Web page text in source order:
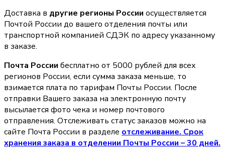
Доставка в другие регионы России осуществляется
Почтой России до вашего отделения почты или
транспортной компанией СДЭК по адресу указанному
в заказе.
Почта России бесплатно от 5000 рублей для всех
регионов России, если сумма заказа меньше, то
взимается плата по тарифам Почты России. После
отправки Вашего заказа на электронную почту
высылается фото чека и номер почтового
отправления. Отслеживать статус заказов можно на
сайте Почта России в разделе oтслеживание. Срок
хранения заказа в отделении Почты России – 30 дней.